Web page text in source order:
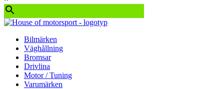
Bilmärken
Väghållning
Bromsar
Drivlina
Motor / Tuning
Varumärken